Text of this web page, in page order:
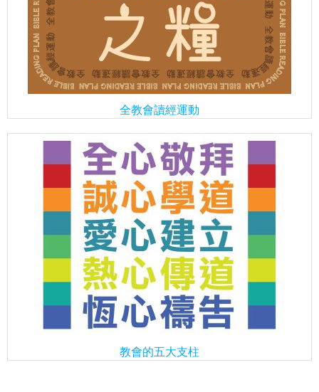
全教會讀經運動
教會的五大支柱